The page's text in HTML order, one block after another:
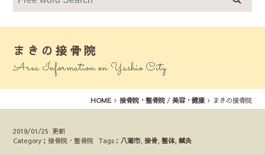
まきの接骨院
Area Information on Yashio City
HOME 接骨院・整骨院/ 美容・健康 まきの接骨院
2019/01/25 更新
Category；接骨院・整骨院Tags： 八潮市 ,接骨 ,整体,鍼灸